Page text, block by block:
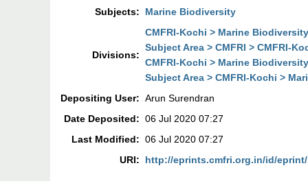
Subjects:
Marine Biodiversity
Divisions:
CMFRI-Kochi > Marine
Subject Area > CMFRI > CMFRI-
CMFRI-Kochi > Marine
Subject Area > CMFRI-Kochi >
Depositing User: Arun Surendran
Date Deposited: 06 Jul 2020 07:27
Last Modified: 06 Jul 2020 07:27
URI:
http://eprints.cmfri.org.in/id/eprint/